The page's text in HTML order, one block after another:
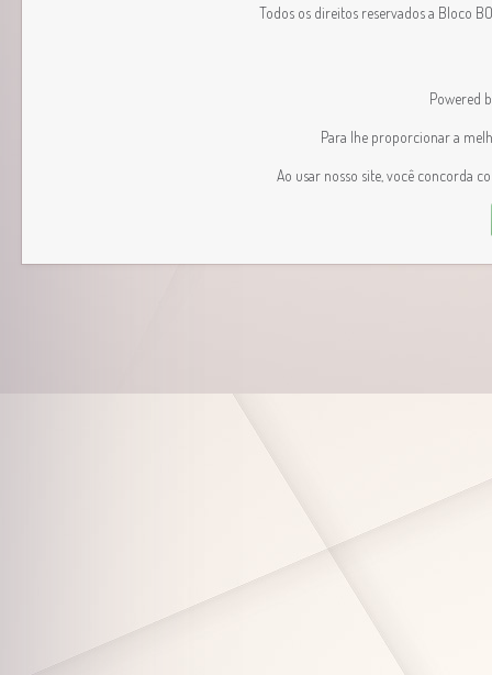
Todos os direitos reservados a Bloco
Powered
Para lhe proporcionar a
Ao usar nosso site, você concorda